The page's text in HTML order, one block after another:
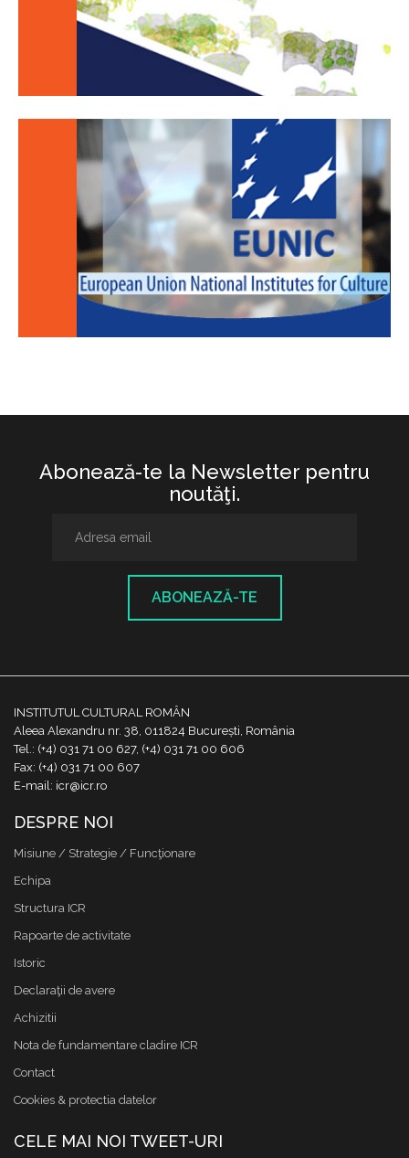
Abonează-te la Newsletter pentru
noutăţi.
ABONEAZĂ-TE
INSTITUTUL CULTURAL ROMÂN
Aleea Alexandru nr. 38, 011824 București, România
Tel.: (+4) 031 71 00 627, (+4) 031 71 00 606
Fax: (+4) 031 71 00 607
E-mail: icr@icr.ro
DESPRE NOI
Misiune / Strategie / Funcţionare
Echipa
Structura ICR
Rapoarte de activitate
Istoric
Declaraţii de avere
Achizitii
Nota de fundamentare cladire ICR
Contact
Cookies & protectia datelor
CELE MAI NOI TWEET-URI